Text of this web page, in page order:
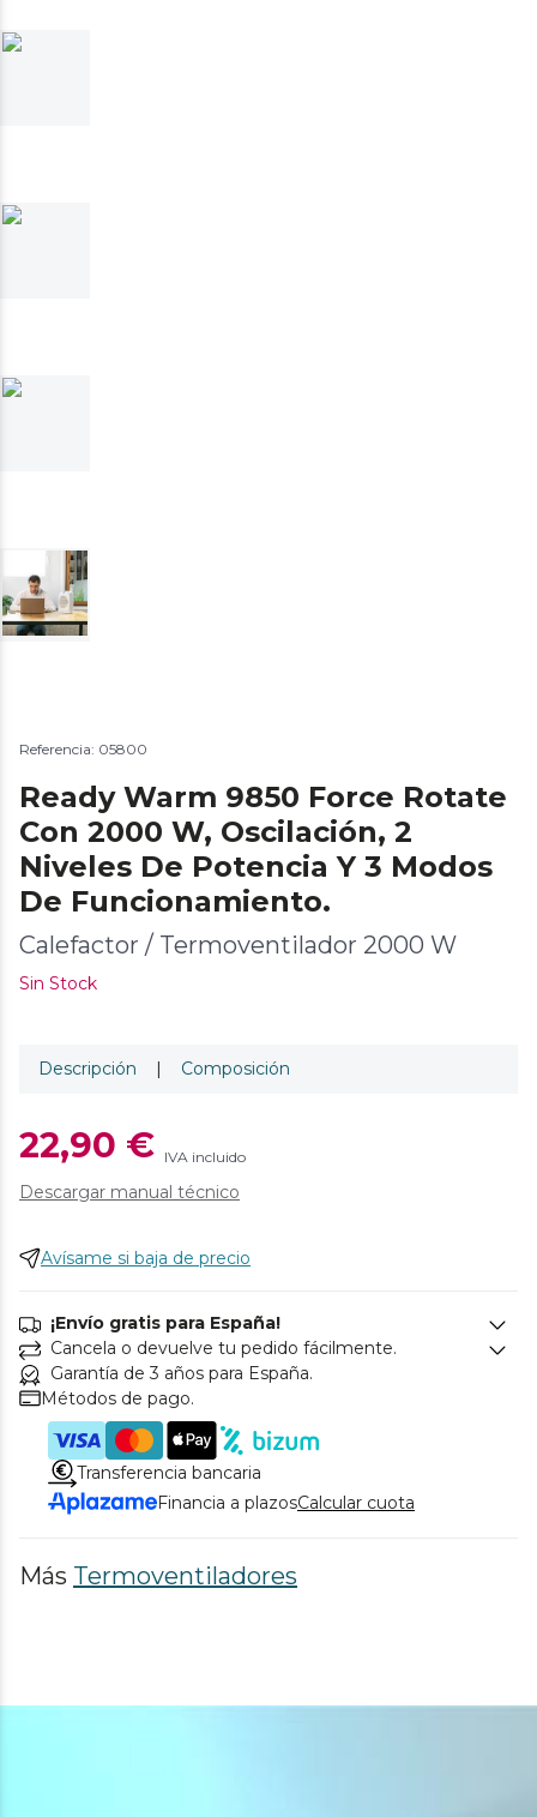
Referencia: 05800
Ready Warm 9850 Force Rotate
Con 2000 W, Oscilación, 2
Niveles De Potencia Y 3 Modos
De Funcionamiento.
Calefactor / Termoventilador 2000 W
Sin Stock
Descripción | Composición
22,90 € IVA incluido
Descargar manual técnico
Avísame si baja de precio
¡Envío gratis para España!
Cancela o devuelve tu pedido fácilmente.
Garantía de 3 años para España.
Métodos de pago.
Transferencia bancaria
Financia a plazosCalcular cuota
Más Termoventiladores